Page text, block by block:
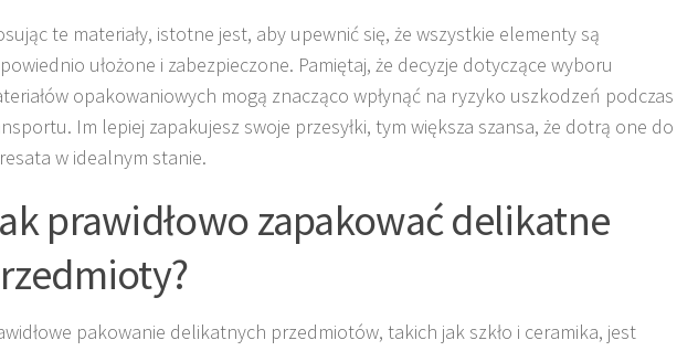
te materiały, istotne jest, aby upewnić się, że wszystkie elementy są
ułożone i zabezpieczone. Pamiętaj, że decyzje dotyczące wyboru
opakowaniowych mogą znacząco wpłynąć na ryzyko uszkodzeń podczas
Im lepiej zapakujesz swoje przesyłki, tym większa szansa, że dotrą one do
w idealnym stanie.
prawidłowo zapakować delikatne
pakowanie delikatnych przedmiotów, takich jak szkło i ceramika, jest